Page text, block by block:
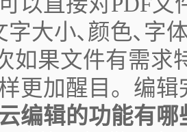
字大小､颜色､字
果文件有需求
更加醒目。编
编辑的功能有哪